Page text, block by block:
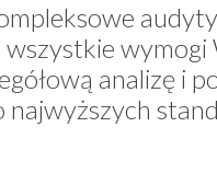
analizę i
najwyższych